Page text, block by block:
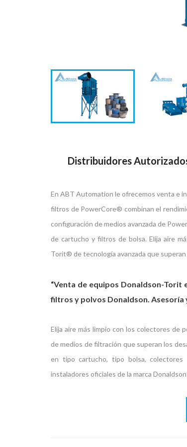
Distribuidores
En ABT Automation le ofrecemos venta e
filtros de PowerCore® combinan el
configuración de medios avanzada de
de cartucho y filtros de bolsa. Elija aire
Torit® de tecnología avanzada que
“Venta de equipos Donaldson-
filtros y polvos Donaldson. Asesoría
Elija aire más limpio con los colectores de
de medios de filtración que superan los
en tipo cartucho, tipo bolsa, colectores
instaladores oficiales de la marca